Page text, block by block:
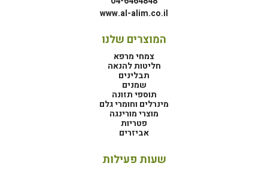
www.al-alim.co.il
המוצרים שלנו
צמחי מרפא
חליטות להנאה
תבלינים
שמנים
תוספי תזונה
מינרלים וחומרי גלם
מוצרי מורינגה
פטריות
אביזרים
שעות פעילות